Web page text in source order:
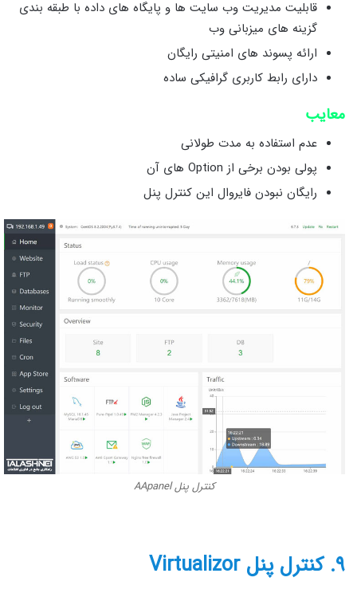
قابلیت مدیریت وب سایت ها و پایگاه های داده با طبقه بندی
گزینه های میزبانی وب
ارائه پسوند های امنیتی رایگان
دارای رابط کاربری گرافیکی ساده
معایب
عدم استفاده به مدت طولانی
پولی بودن برخی از Option های آن
رایگان نبودن فایروال این کنترل پنل
کنترل پنل AApanel
۹. کنترل پنل Virtualizor